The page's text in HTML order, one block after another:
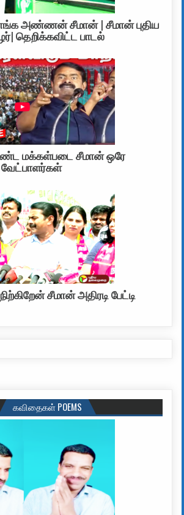
எங்க அண்ணன் சீமான் | சீமான் புதிய
தெறிக்கவிட்ட பாடல்
மக்கள்படை சீமான் ஒரே
வேட்பாளர்கள்
சீமான் அதிரடி பேட்டி
கவிதைகள் POEMS